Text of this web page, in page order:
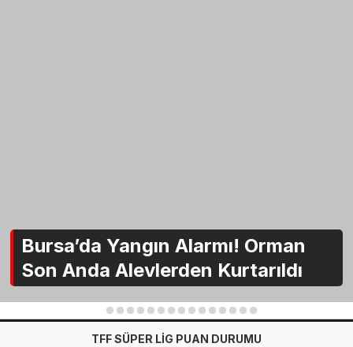
Bursa’da Yangın Alarmı! Orman
Son Anda Alevlerden Kurtarıldı
2 3 4 5 6 7 8 9 10 11 12 13 14 15
TFF SÜPER LİG PUAN DURUMU